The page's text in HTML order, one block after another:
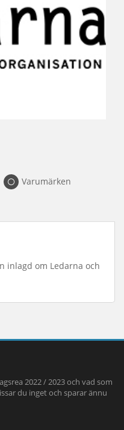
Varumärken
inlagd om Ledarna och
2022 / 2023 och vad som
du inget och sparar ännu